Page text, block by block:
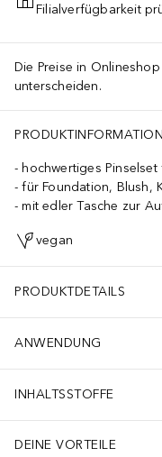
IN
Filialverfügbarkeit
Die Preise in
unterscheiden.
hochwertiges
für Foundation, Blush,
mit edler Tasche zur
vegan
PRODUKTDETAILS
ANWENDUNG
INHALTSSTOFFE
DEINE VORTEILE